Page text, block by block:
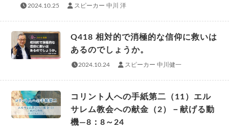
2024.10.25 スピーカー 中川 洋
Q418 相対的で消極的な信仰に救いは
あるのでしょうか。
2024.10.24 スピーカー 中川健一
コリント人への手紙第二（11）エル
サレム教会への献金（2）－献げる動
機―8：8～24